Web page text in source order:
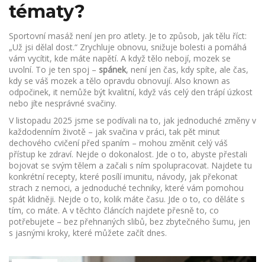
tématy?
Sportovní masáž není jen pro atlety. Je to způsob, jak tělu říct:
„Už jsi dělal dost.“ Zrychluje obnovu, snižuje bolesti a pomáhá
vám vycítit, kde máte napětí. A když tělo nebojí, mozek se
uvolní. To je ten spoj – spánek, není jen čas, kdy spíte, ale čas,
kdy se váš mozek a tělo opravdu obnovují. Also known as
odpočinek, it nemůže být kvalitní, když vás celý den trápí úzkost
nebo jíte nesprávné svačiny.
V listopadu 2025 jsme se podívali na to, jak jednoduché změny v
každodenním životě – jak svačina v práci, tak pět minut
dechového cvičení před spaním – mohou změnit celý váš
přístup ke zdraví. Nejde o dokonalost. Jde o to, abyste přestali
bojovat se svým tělem a začali s ním spolupracovat. Najdete tu
konkrétní recepty, které posílí imunitu, návody, jak překonat
strach z nemoci, a jednoduché techniky, které vám pomohou
spát klidněji. Nejde o to, kolik máte času. Jde o to, co děláte s
tím, co máte. A v těchto článcích najdete přesně to, co
potřebujete – bez přehnaných slibů, bez zbytečného šumu, jen
s jasnými kroky, které můžete začít dnes.